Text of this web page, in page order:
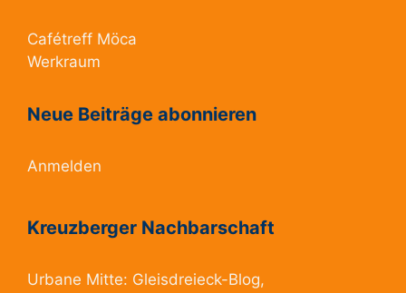
Cafétreff Möca
Werkraum
Neue Beiträge abonnieren
Anmelden
Kreuzberger Nachbarschaft
Urbane Mitte: Gleisdreieck-Blog,